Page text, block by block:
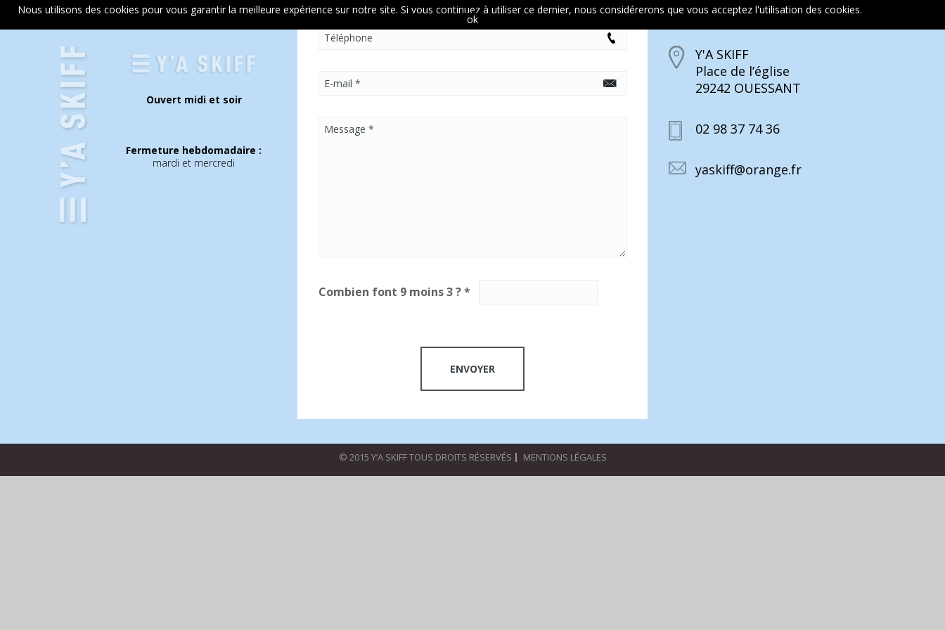
Ouvert midi et soir
Fermeture hebdomadaire :
mardi et mercredi
Combien font 9 moins 3 ?*
Y'A SKIFF
Place de l’église
29242 OUESSANT
02 98 37 74 36
yaskiff@orange.fr
© 2015 Y’A SKIFF TOUS DROITS RÉSERVÉS MENTIONS LÉGALES
Nous utilisons des cookies pour vous garantir la meilleure expérience sur notre site. Si vous continuez à utiliser ce dernier, nous considérerons que vous acceptez l'utilisation des cookies.
ok